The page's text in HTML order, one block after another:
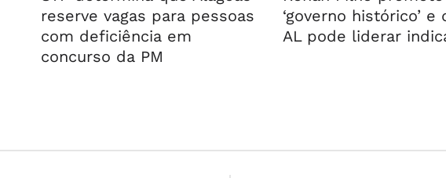
reserve vagas para pessoas
com deficiência em
concurso da PM
‘governo histórico’ e
AL pode liderar